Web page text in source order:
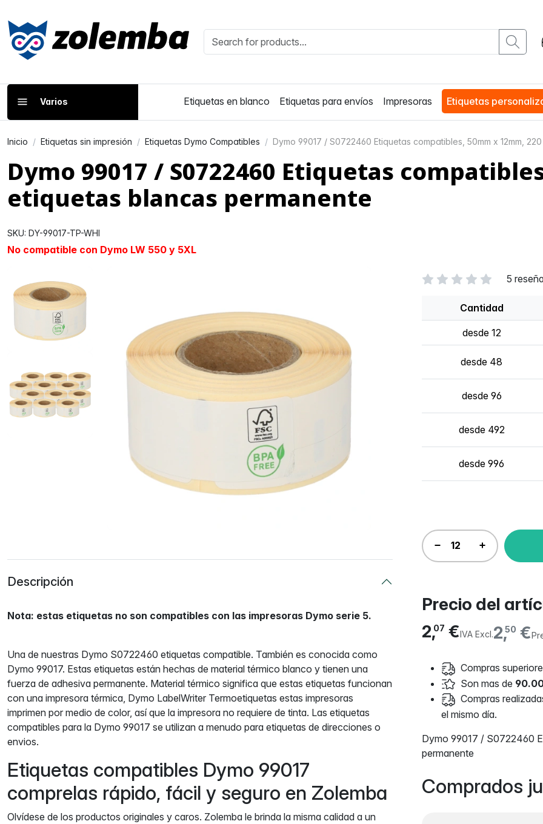
Varios Etiquetas en blanco Etiquetas para envíos Impresoras Etiquetas
Inicio Etiquetas sin impresión Etiquetas Dymo Compatibles Dymo 99017 / S0722460 Etiquetas compatibles, 50mm x 12mm,
Dymo 99017 / S0722460 Etiquetas
etiquetas blancas permanente
SKU: DY-99017-TP-WHI
No compatible con Dymo LW 550 y 5XL
5
Cantidad
desde 12
desde 48
desde 96
desde 492
desde 996
Precio del
2,50 €
2,07 €IVA Excl.
Compras
Son mas de
Compras
el mismo día.
Dymo 99017 / S0722460
permanente
Comprados
Descripción
Nota: estas etiquetas no son compatibles con las impresoras Dymo serie 5.
Una de nuestras Dymo S0722460 etiquetas compatible. También es conocida como
Dymo 99017. Estas etiquetas están hechas de material térmico blanco y tienen una
fuerza de adhesiva permanente. Material térmico significa que estas etiquetas funcionan
con una impresora térmica, Dymo LabelWriter Termoetiquetas estas impresoras
imprimen por medio de color, así que la impresora no requiere de tinta. Las etiquetas
compatibles para la Dymo 99017 se utilizan a menudo para etiquetas de direcciones o
envios.
Etiquetas compatibles Dymo 99017
comprelas rápido, fácil y seguro en Zolemba
Olvídese de los productos originales y caros. Zolemba le brinda la misma calidad a un